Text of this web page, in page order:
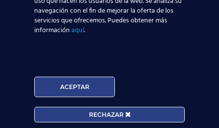
formulario:
Solicita información
Teléfono*
Email*
navegación con el fin de mejorar la oferta de los
servicios que ofrecemos. Puedes obtener más
informaciónaquí.
ACEPTAR
RECHAZAR